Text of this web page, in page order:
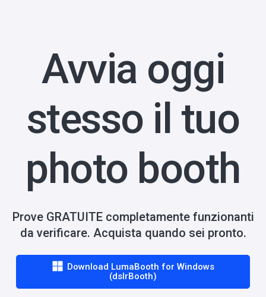
Avvia oggi
stesso il tuo
photo booth
Prove GRATUITE completamente funzionanti
da verificare. Acquista quando sei pronto.
Download LumaBooth for Windows
(dslrBooth)